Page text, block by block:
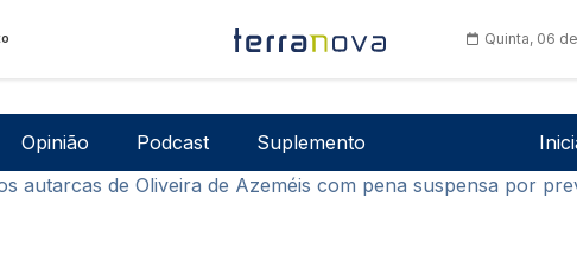
Quinta, 06
Opinião Podcast Suplemento
autarcas de Oliveira de Azeméis com pena suspensa por